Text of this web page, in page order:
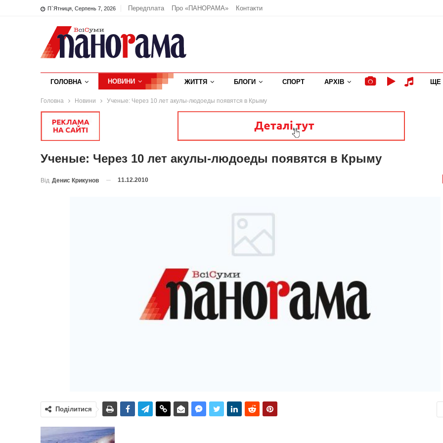
П`ятниця, Серпень 7, 2026 Передплата Про «ПАНОРАМА» Контакти
ГОЛОВНА НОВИНИ ЖИТТЯ БЛОГИ СПОРТ АРХІВ ЩЕ
Головна Новини Ученые: Через 10 лет акулы-людоеды появятся в Крыму
Ученые: Через 10 лет акулы-людоеды появятся в Крыму
Від Денис Крикунов 11.12.2010
Поділитися